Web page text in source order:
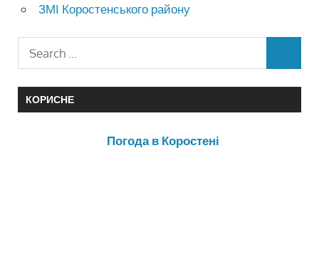
ЗМІ Коростенського району
КОРИСНЕ
Погода в Коростені